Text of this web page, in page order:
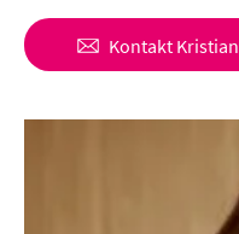
Kontakt Kristian